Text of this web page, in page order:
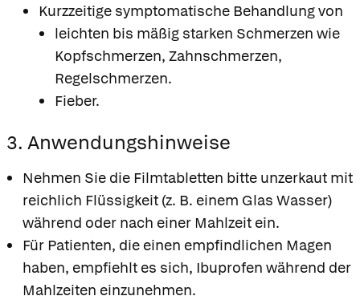
Kurzzeitige symptomatische Behandlung von
leichten bis mäßig starken Schmerzen wie
Kopfschmerzen, Zahnschmerzen,
Regelschmerzen.
Fieber.
3. Anwendungshinweise
Nehmen Sie die Filmtabletten bitte unzerkaut mit
reichlich Flüssigkeit (z. B. einem Glas Wasser)
während oder nach einer Mahlzeit ein.
Für Patienten, die einen empfindlichen Magen
haben, empfiehlt es sich, Ibuprofen während der
Mahlzeiten einzunehmen.